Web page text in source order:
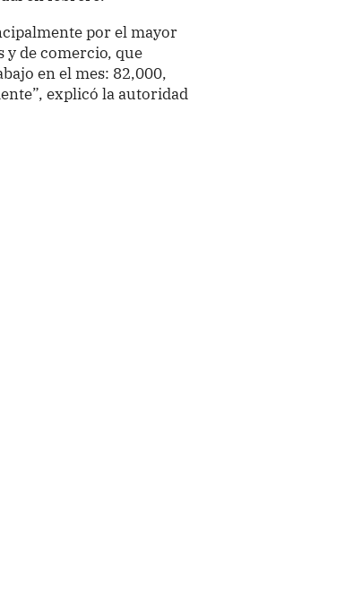
por el mayor
y de comercio, que
en el mes: 82,000,
explicó la autoridad